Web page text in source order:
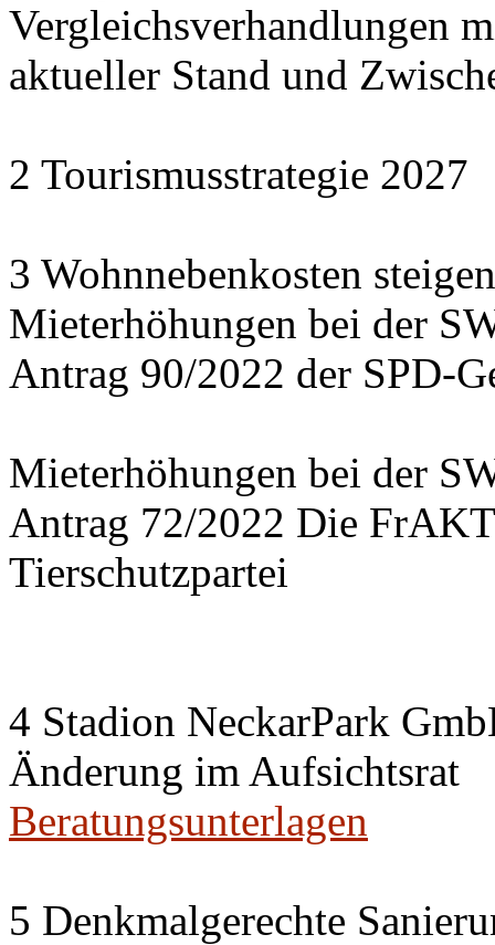
Vergleichsverhandlungen
aktueller Stand und
2 Tourismusstrategie 2027
3 Wohnnebenkosten
Mieterhöhungen bei der
Antrag 90/2022 der SPD-
Mieterhöhungen bei der
Antrag 72/2022 Die
Tierschutzpartei
4 Stadion NeckarPark
Änderung im Aufsichtsrat
Beratungsunterlagen
5 Denkmalgerechte